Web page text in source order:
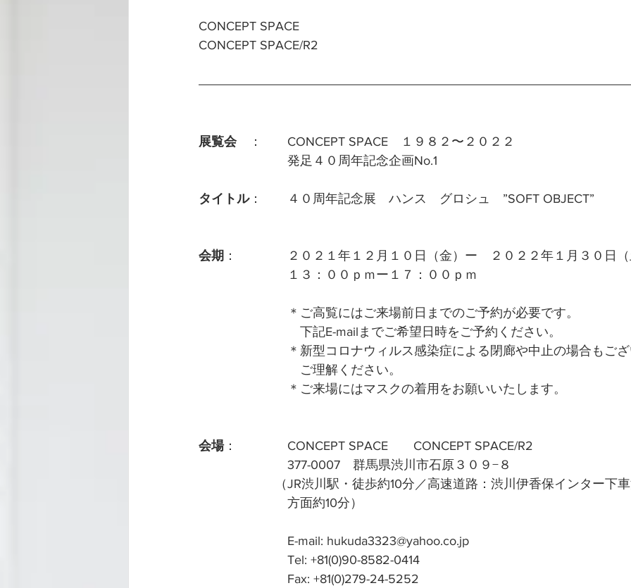
CONCEPT SPACE
CONCEPT SPACE/R2
展覧会 ：　　CONCEPT SPACE　１９８２〜２０２２
発足４０周年記念企画No.1
タイトル：　　４０周年記念展　ハンス　グロシュ　”SOFT OBJECT”
会期 ：　　　　２０２１年１２月１０日（金）ー　２０２２年１月３０日
１３：００ｐｍー１７：００ｐｍ
＊ご高覧にはご来場前日までのご予約が必要です。
下記E-mailまでご希望日時をご予約ください。
＊新型コロナウィルス感染症による閉廊や中止の場合もござ
ご理解ください。
＊ご来場にはマスクの着用をお願いいたします。
会場：　　　　CONCEPT SPACE　　CONCEPT SPACE/R2
377-0007　群馬県渋川市石原３０９−８
（JR渋川駅・徒歩約10分／高速道路：渋川伊香保インター下車
方面約10分）
E-mail: hukuda3323@yahoo.co.jp
Tel: +81(0)90-8582-0414
Fax: +81(0)279-24-5252